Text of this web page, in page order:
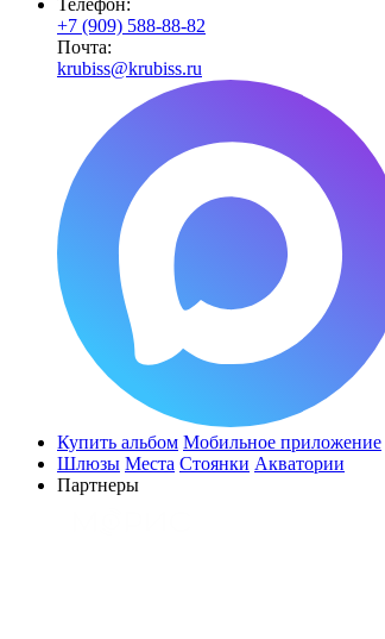
Телефон:
+7 (909) 588-88-82
Почта:
krubiss@krubiss.ru
Купить альбом Мобильное приложение
Шлюзы Места Стоянки Акватории
Партнеры